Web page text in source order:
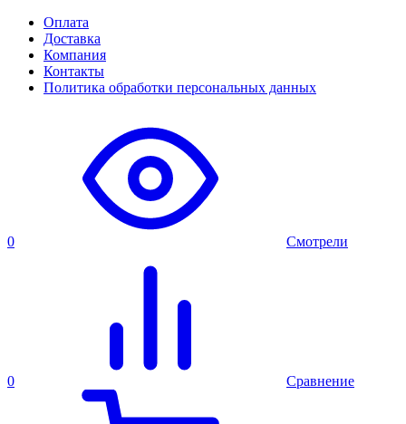
Оплата
Доставка
Компания
Контакты
Политика обработки персональных данных
0 Смотрели
0 Сравнение